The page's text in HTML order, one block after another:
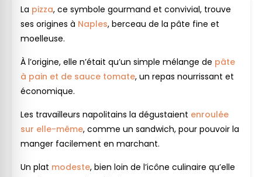
La pizza, ce symbole gourmand et convivial, trouve
ses origines à Naples, berceau de la pâte fine et
moelleuse.
À l’origine, elle n’était qu’un simple mélange de pâte
à pain et de sauce tomate, un repas nourrissant et
économique.
Les travailleurs napolitains la dégustaient enroulée
sur elle-même, comme un sandwich, pour pouvoir la
manger facilement en marchant.
Un plat modeste, bien loin de l’icône culinaire qu’elle